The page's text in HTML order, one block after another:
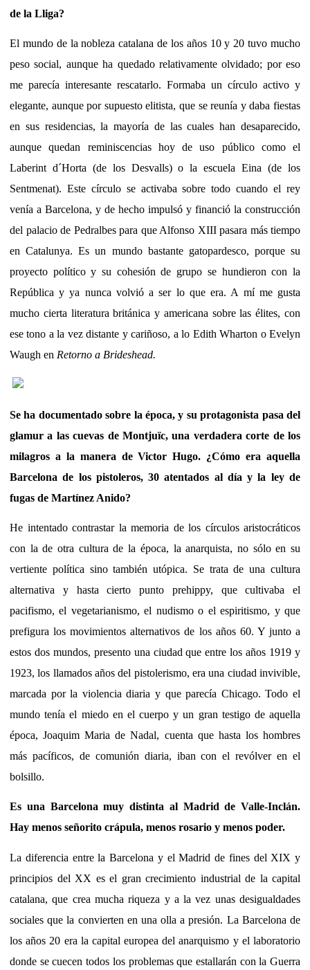
de la Lliga?
El mundo de la nobleza catalana de los años 10 y 20 tuvo mucho
peso social, aunque ha quedado relativamente olvidado; por eso
me parecía interesante rescatarlo. Formaba un círculo activo y
elegante, aunque por supuesto elitista, que se reunía y daba fiestas
en sus residencias, la mayoría de las cuales han desaparecido,
aunque quedan reminiscencias hoy de uso público como el
Laberint d´Horta (de los Desvalls) o la escuela Eina (de los
Sentmenat). Este círculo se activaba sobre todo cuando el rey
venía a Barcelona, y de hecho impulsó y financió la construcción
del palacio de Pedralbes para que Alfonso XIII pasara más tiempo
en Catalunya. Es un mundo bastante gatopardesco, porque su
proyecto político y su cohesión de grupo se hundieron con la
República y ya nunca volvió a ser lo que era. A mí me gusta
mucho cierta literatura británica y americana sobre las élites, con
ese tono a la vez distante y cariñoso, a lo Edith Wharton o Evelyn
Waugh en Retorno a Brideshead.
Se ha documentado sobre la época, y su protagonista pasa del
glamur a las cuevas de Montjuïc, una verdadera corte de los
milagros a la manera de Victor Hugo. ¿Cómo era aquella
Barcelona de los pistoleros, 30 atentados al día y la ley de
fugas de Martínez Anido?
He intentado contrastar la memoria de los círculos aristocráticos
con la de otra cultura de la época, la anarquista, no sólo en su
vertiente política sino también utópica. Se trata de una cultura
alternativa y hasta cierto punto prehippy, que cultivaba el
pacifismo, el vegetarianismo, el nudismo o el espiritismo, y que
prefigura los movimientos alternativos de los años 60. Y junto a
estos dos mundos, presento una ciudad que entre los años 1919 y
1923, los llamados años del pistolerismo, era una ciudad invivible,
marcada por la violencia diaria y que parecía Chicago. Todo el
mundo tenía el miedo en el cuerpo y un gran testigo de aquella
época, Joaquim Maria de Nadal, cuenta que hasta los hombres
más pacíficos, de comunión diaria, iban con el revólver en el
bolsillo.
Es una Barcelona muy distinta al Madrid de Valle-Inclán.
Hay menos señorito crápula, menos rosario y menos poder.
La diferencia entre la Barcelona y el Madrid de fines del XIX y
principios del XX es el gran crecimiento industrial de la capital
catalana, que crea mucha riqueza y a la vez unas desigualdades
sociales que la convierten en una olla a presión. La Barcelona de
los años 20 era la capital europea del anarquismo y el laboratorio
donde se cuecen todos los problemas que estallarán con la Guerra